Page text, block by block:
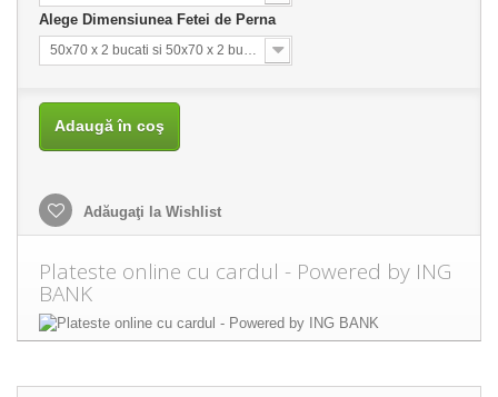
Alege Dimensiunea Fetei de Perna
50x70 x 2 bucati si 50x70 x 2 bucati
Adaugă în coş
Adăugaţi la Wishlist
Plateste online cu cardul - Powered by ING
BANK